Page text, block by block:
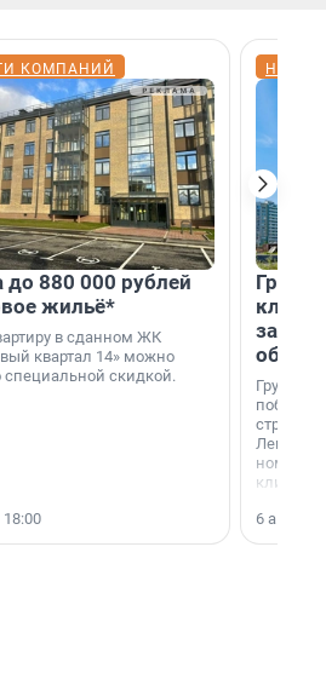
КОМПАНИЙ
до 880 000 рублей
жильё*
в сданном ЖК
квартал 14» можно
специальной скидкой.
18:00
Группа
области».
6